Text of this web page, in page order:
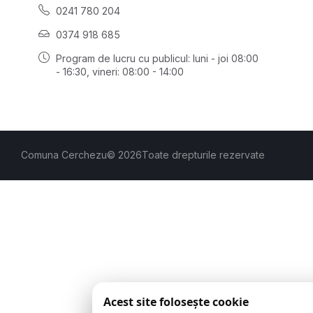
0241 780 204
0374 918 685
Program de lucru cu publicul: luni - joi 08:00
- 16:30 , vineri: 08:00 - 14:00
Comuna Cerchezu© 2026Toate drepturile rezervate
Acest site folosește cookie